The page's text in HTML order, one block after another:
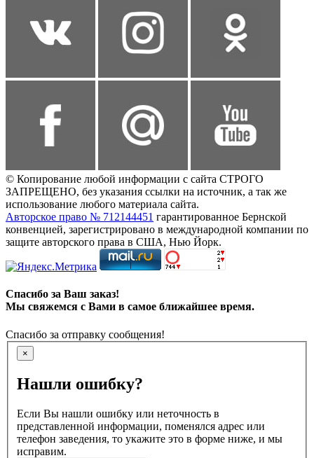
© Копирование любой информации с сайта СТРОГО
ЗАПРЕЩЕНО, без указания ссылки на источник, а так же
использование любого материала сайта.
Авторское право № 712144451 гарантированное Бернской
конвенцией, зарегистрировано в международной компании по
защите авторского права в США, Нью Йорк.
Спасибо за Ваш заказ!
Мы свяжемся с Вами в самое ближайшее время.
Спасибо за отправку сообщения!
×
Нашли ошибку?
Если Вы нашли ошибку или неточность в
представленной информации, поменялся адрес или
телефон заведения, то укажите это в форме ниже, и мы
исправим.